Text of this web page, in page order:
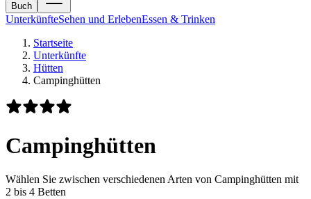
Buch
UnterkünfteSehen und ErlebenEssen & Trinken
Startseite
Unterkünfte
Hütten
Campinghütten
Campinghütten
Wählen Sie zwischen verschiedenen Arten von Campinghütten mit
2 bis 4 Betten